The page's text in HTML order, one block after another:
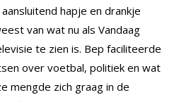
hapje en drankje
van wat nu als Vandaag
te zien is. Bep faciliteerde
over voetbal, politiek en wat
mengde zich graag in de